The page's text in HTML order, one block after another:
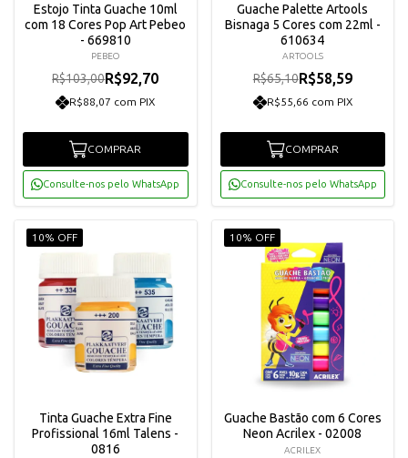
Estojo Tinta Guache 10ml
com 18 Cores Pop Art Pebeo
- 669810
PEBEO
R$103,00R$92,70
R$88,07 com PIX
COMPRAR
Consulte-nos pelo WhatsApp
Guache Palette Artools
Bisnaga 5 Cores com 22ml -
610634
ARTOOLS
R$65,10R$58,59
R$55,66 com PIX
COMPRAR
Consulte-nos pelo WhatsApp
10% OFF
Tinta Guache Extra Fine
Profissional 16ml Talens -
0816
10% OFF
Guache Bastão com 6 Cores
Neon Acrilex - 02008
ACRILEX